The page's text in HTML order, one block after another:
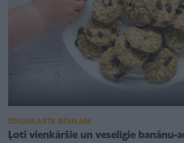
ĒDIENKARTE BĒRNAM
Ļoti vienkāršie un veselīgie banānu-